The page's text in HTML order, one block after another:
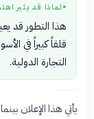
● لماذا قد يثير
هذا التطور قد
قلقاً كبيراً في
التجارة الدولية.
يأتي هذا الإعلان